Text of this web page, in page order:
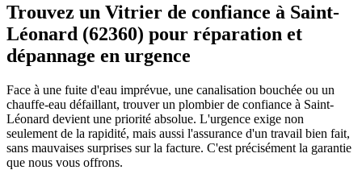
Trouvez un Vitrier de confiance à Saint-
Léonard (62360) pour réparation et
dépannage en urgence
Face à une fuite d'eau imprévue, une canalisation bouchée ou un
chauffe-eau défaillant, trouver un plombier de confiance à Saint-
Léonard devient une priorité absolue. L'urgence exige non
seulement de la rapidité, mais aussi l'assurance d'un travail bien fait,
sans mauvaises surprises sur la facture. C'est précisément la garantie
que nous vous offrons.